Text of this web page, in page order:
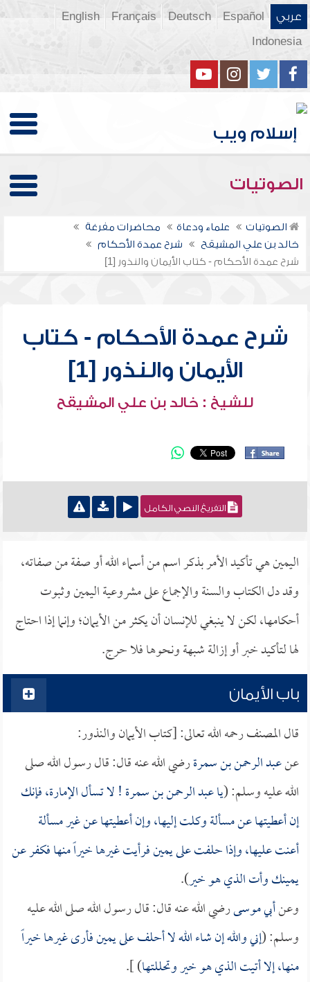
عربي Español
Deutsch
Français
English
Indonesia
الصوتيات
الصوتيات علماء ودعاة
محاضرات مفرغة
خالد بن علي المشيقح
شرح عمدة الأحكام
شرح عمدة الأحكام - كتاب الأيمان والنذور [1]
شرح عمدة الأحكام - كتاب
الأيمان والنذور [1]
للشيخ : خالد بن علي المشيقح
التفريغ النصي الكامل
اليمين هي تأكيد الأمر بذكر اسم من أسماء الله أو صفة من صفاته،
وقد دل الكتاب والسنة والإجماع على مشروعية اليمين وثبوت
أحكامها، لكن لا ينبغي للإنسان أن يكثر من الأيمان؛ وإنما إذا احتاج
لها لتأكيد خبر أو إزالة شبهة ونحوها فلا حرج.
باب الأيمان
قال المصنف رحمه الله تعالى: [كتاب الأيمان والنذور:
عنعبد الرحمن بن سمرةرضي الله عنه قال: قال رسول الله صلى
الله عليه وسلم: (ياعبد الرحمن بن سمرة! لا تسأل الإمارة، فإنك
إن أعطيتها عن مسألة وكلت إليها، وإن أعطيتها عن غير مسألة
أعنت عليها، وإذا حلفت على يمين فرأيت غيرها خيراً منها فكفر عن
يمينك وأت الذي هو خير).
وعنأبي موسىرضي الله عنه قال: قال رسول الله صلى الله عليه
وسلم: (إني والله إن شاء الله لا أحلف على يمين فأرى غيرها خيراً
منها، إلا أتيت الذي هو خير وتحللتها) ].